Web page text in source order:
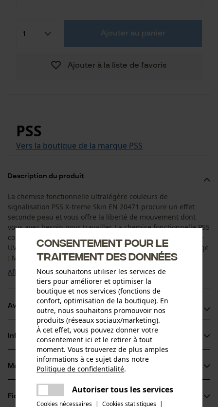
Ajouter au panier
Ajouter à la liste de favoris
PSS
Vers la boutique de la marque PSS
Description du produit
La chemise fonctionnelle ultralégère couleurs de
signalisation PSS X-treme Skin EN 20471 procure un effet
seconde peau et vous offre la liberté de mouvement dont
vous avez besoin pour travailler. La chemise fonctionnelle PSS
couleurs de signalisation en fibres hightech Coolmax® anti-
UV évacue l'humidité et sèche très rapidement. Son avantage
: Même en cas d'activités physiques ...
Afficher plus
Avantages du produit
Grand confort
Visibilité maximale
Protection UV
Informations sur le produit
Détails du produit
Type de manche
manches longues
Matériau & entretien
Matériau
Fiches techniques
Consentement pour le
traitement des données
Nous souhaitons utiliser les services de
tiers pour améliorer et optimiser la
boutique et nos services (fonctions de
confort, optimisation de la boutique). En
outre, nous souhaitons promouvoir nos
produits (réseaux sociaux/marketing).
À cet effet, vous pouvez donner votre
consentement ici et le retirer à tout
moment. Vous trouverez de plus amples
informations à ce sujet dans notre
Politique de confidentialité.
Autoriser tous les services
Cookies nécessaires | Cookies statistiques |
Une erreur s'est produite. Veuillez
essayer encore.
partager
partager